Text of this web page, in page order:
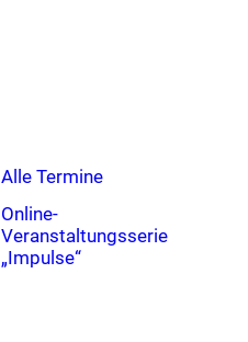
Alle Termine
Online-
Veranstaltungsserie
„Impulse“